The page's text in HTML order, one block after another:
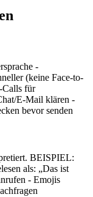
-
(keine Face-to-
für
E-Mail klären -
bevor senden
BEISPIEL:
als: „Das ist
- Emojis